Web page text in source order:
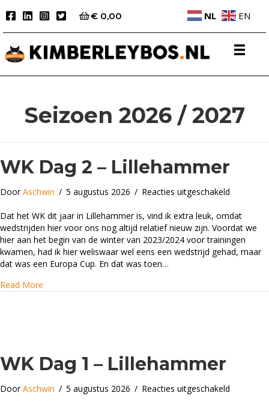
€ 0,00 NL EN
Seizoen 2026 / 2027
WK Dag 2 – Lillehammer
DoorAschwin / 5 augustus 2026 / Reacties uitgeschakeld
Dag
2
–
Dat het WK dit jaar in Lillehammer is, vind ik extra leuk, omdat
wedstrijden hier voor ons nog altijd relatief nieuw zijn. Voordat we
hier aan het begin van de winter van 2023/2024 voor trainingen
kwamen, had ik hier weliswaar wel eens een wedstrijd gehad, maar
dat was een Europa Cup. En dat was toen…
Read More
WK Dag 1 – Lillehammer
DoorAschwin / 5 augustus 2026 / Reacties uitgeschakeld